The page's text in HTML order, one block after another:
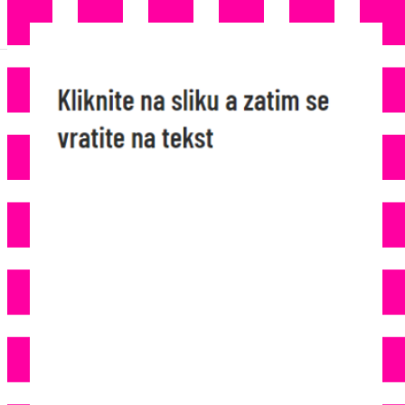
TEŠKA PROMETNA NESREĆA U
NJEMAČKOJ: Automobilom